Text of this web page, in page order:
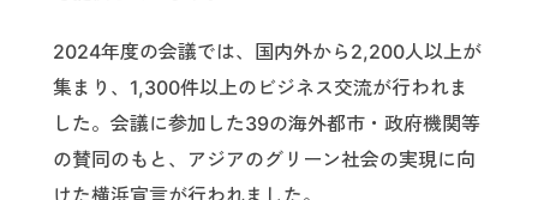
2024年度の会議では、国内外から2,200人以上が
集まり、1,300件以上のビジネス交流が行われま
した。会議に参加した39の海外都市・政府機関等
の賛同のもと、アジアのグリーン社会の実現に向